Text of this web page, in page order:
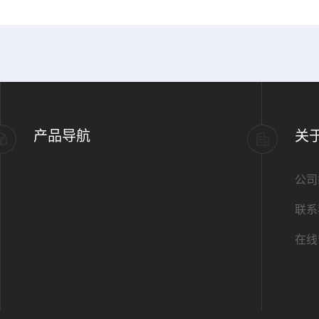
产品导航 关
公
联
在